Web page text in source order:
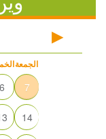
الجمعة
6 7
14